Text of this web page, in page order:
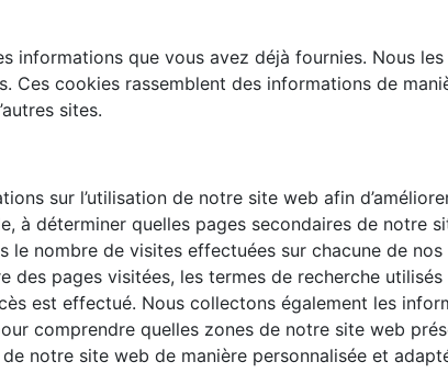
informations que vous avez déjà fournies. Nous
Ces cookies rassemblent des informations de
sites.
sur l’utilisation de notre site web afin
à déterminer quelles pages secondaires de notre
le nombre de visites effectuées sur chacune de
des pages visitées, les termes de recherche
est effectué. Nous collectons également les
comprendre quelles zones de notre site web
notre site web de manière personnalisée et